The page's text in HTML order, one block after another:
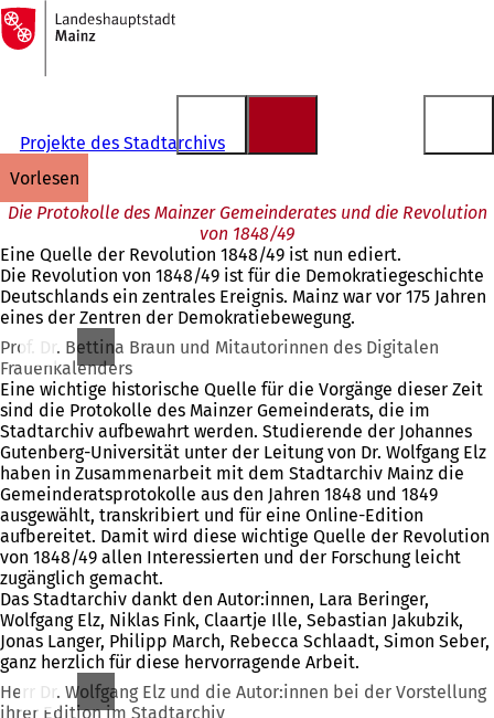
Inhalt anspringen
Zur
Startseite
Projekte des Stadtarchivs
vorlesen
Die Protokolle des Mainzer Gemeinderates und die Revolution
von 1848/49
Eine Quelle der Revolution 1848/49 ist nun ediert.
Die Revolution von 1848/49 ist für die Demokratiegeschichte
Deutschlands ein zentrales Ereignis. Mainz war vor 175 Jahren
eines der Zentren der Demokratiebewegung.
Prof. Dr. Bettina Braun und Mitautorinnen des Digitalen
Frauenkalenders
Eine wichtige historische Quelle für die Vorgänge dieser Zeit
sind die Protokolle des Mainzer Gemeinderats, die im
Stadtarchiv aufbewahrt werden. Studierende der Johannes
Gutenberg-Universität unter der Leitung von Dr. Wolfgang Elz
haben in Zusammenarbeit mit dem Stadtarchiv Mainz die
Gemeinderatsprotokolle aus den Jahren 1848 und 1849
ausgewählt, transkribiert und für eine Online-Edition
aufbereitet. Damit wird diese wichtige Quelle der Revolution
von 1848/49 allen Interessierten und der Forschung leicht
zugänglich gemacht.
Das Stadtarchiv dankt den Autor:innen, Lara Beringer,
Wolfgang Elz, Niklas Fink, Claartje Ille, Sebastian Jakubzik,
Jonas Langer, Philipp March, Rebecca Schlaadt, Simon Seber,
ganz herzlich für diese hervorragende Arbeit.
Herr Dr. Wolfgang Elz und die Autor:innen bei der Vorstellung
ihrer Edition im Stadtarchiv